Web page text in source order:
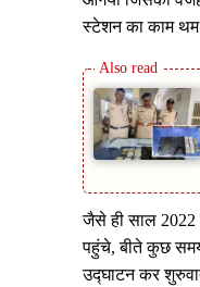
स्टेशन का काम थम
जैसे ही साल 2022
पहुंचे, बीते कुछ समय
उद्घाटन कर